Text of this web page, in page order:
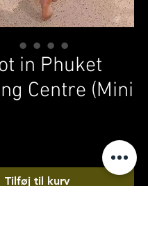
in Phuket
Centre (Mini
Tilføj til kurv